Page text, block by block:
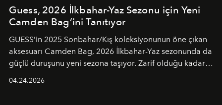
Guess, 2026 İlkbahar-Yaz Sezonu için Yeni
Camden Bag’ini Tanıtıyor
GUESS’in 2025 Sonbahar/Kış koleksiyonunun öne çıkan
aksesuarı Camden Bag, 2026 İlkbahar-Yaz sezonunda da
güçlü duruşunu yeni sezona taşıyor. Zarif olduğu kadar
04.24.2026